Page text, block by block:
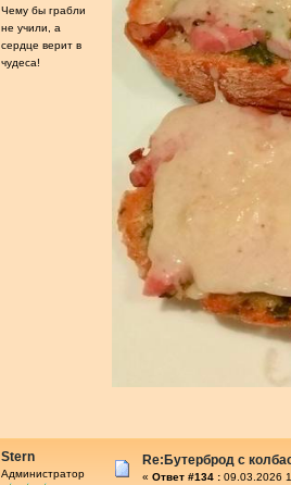
Чему бы грабли
не учили, а
сердце верит в
чудеса!
Stern
Администратор
Re:Бутерброд с
« Ответ #134 : 09.03.2026